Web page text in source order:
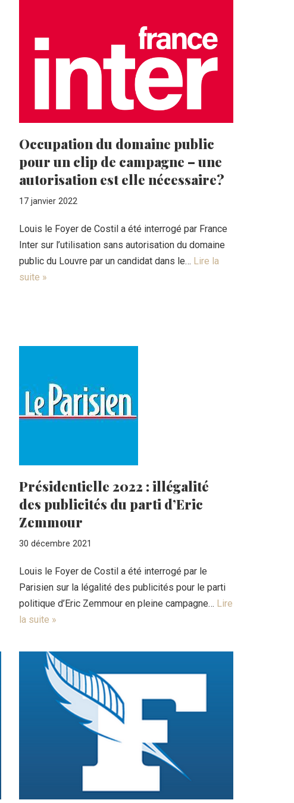
Occupation du domaine public
pour un clip de campagne – une
autorisation est elle nécessaire?
17 janvier 2022
Louis le Foyer de Costil a été interrogé par France
Inter sur l’utilisation sans autorisation du domaine
public du Louvre par un candidat dans le… Lire la
suite »
Présidentielle 2022 : illégalité
des publicités du parti d’Eric
Zemmour
30 décembre 2021
Louis le Foyer de Costil a été interrogé par le
Parisien sur la légalité des publicités pour le parti
politique d’Eric Zemmour en pleine campagne… Lire
la suite »